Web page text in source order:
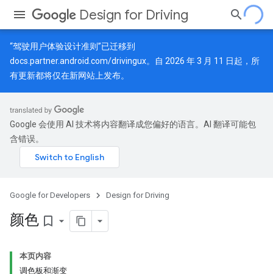
Design for Driving
“驾驶用户体验设计准则”已迁移到
docs.partner.android.com/drivingux。自 2026 年 3 月 11 日起，所
有更新都将仅在新网站上发布。
Google 会使用 AI 技术将内容翻译成您偏好的语言。AI 翻译可能包
含错误。
Google for Developers Design for Driving
颜色 bookmark_border
本页内容
调色板和渐变